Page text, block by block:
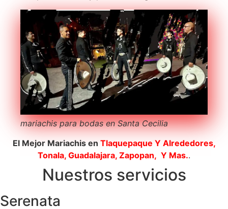
mariachis para bodas en Santa Cecilia
El Mejor Mariachis en Tlaquepaque Y Alrededores,
Tonala, Guadalajara, Zapopan, Y Mas..
Nuestros servicios
Serenata